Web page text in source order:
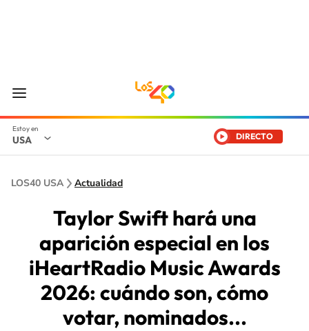
USA DIRECTO
LOS40 USA Actualidad
Taylor Swift hará una
aparición especial en los
iHeartRadio Music Awards
2026: cuándo son, cómo
votar, nominados...